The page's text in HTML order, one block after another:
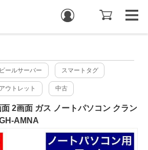
ビールサーバー スマートタグ
アウトレット 中古
2画面 ガス ノートパソコン クラン
AMNA